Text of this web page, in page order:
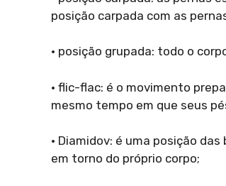
posição carpada com as
• posição grupada: todo o
• flic-flac: é o movimento
mesmo tempo em que seus
• Diamidov: é uma posição
em torno do próprio corpo;